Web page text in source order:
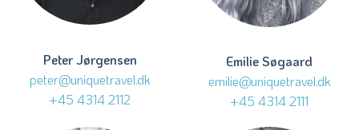
Peter Jørgensen
peter@uniquetravel.dk
+45 4314 2112
Emilie Søgaard
emilie@uniquetravel.dk
+45 4314 2111